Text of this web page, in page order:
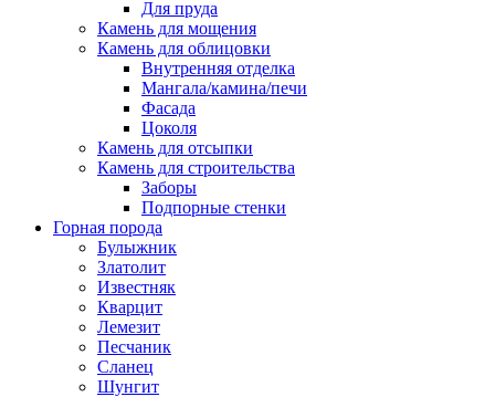
Для пруда
Камень для мощения
Камень для облицовки
Внутренняя отделка
Мангала/камина/печи
Фасада
Цоколя
Камень для отсыпки
Камень для строительства
Заборы
Подпорные стенки
Горная порода
Булыжник
Златолит
Известняк
Кварцит
Лемезит
Песчаник
Сланец
Шунгит